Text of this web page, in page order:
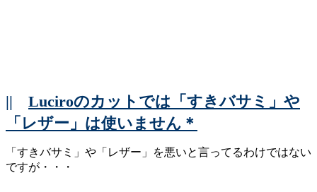
|| Luciroのカットでは「すきバサミ」や
「レザー」は使いません＊
「すきバサミ」や「レザー」を悪いと言ってるわけではない
ですが・・・